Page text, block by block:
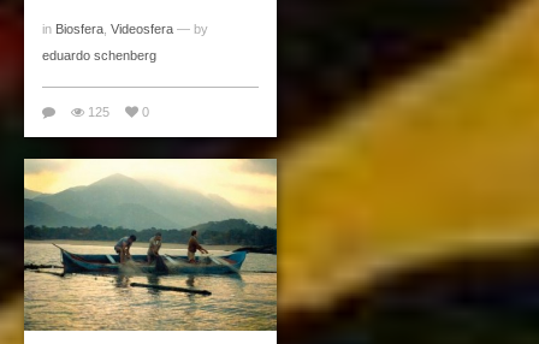
in Biosfera Videosfera — by
eduardo schenberg
125 0